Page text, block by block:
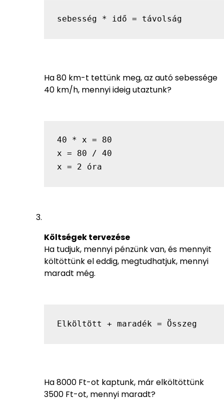
sebesség * idő = távolság
Ha 80 km-t tettünk meg, az autó sebessége
40 km/h, mennyi ideig utaztunk?
40 * x = 80
x = 80 / 40
x = 2 óra
Költségek tervezése
Ha tudjuk, mennyi pénzünk van, és mennyit
költöttünk el eddig, megtudhatjuk, mennyi
maradt még.
Elköltött + maradék = Összeg
Ha 8000 Ft-ot kaptunk, már elköltöttünk
3500 Ft-ot, mennyi maradt?